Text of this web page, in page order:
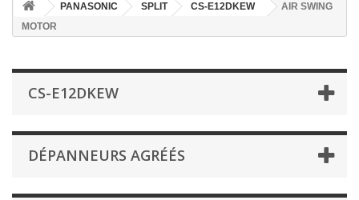
PANASONIC SPLIT CS-E12DKEW
AIR SWING
MOTOR
CS-E12DKEW
DÉPANNEURS AGRÉÉS